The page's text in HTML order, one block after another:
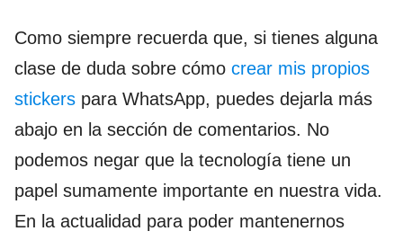
Como siempre recuerda que, si tienes alguna
clase de duda sobre cómo crear mis propios
stickers para WhatsApp, puedes dejarla más
abajo en la sección de comentarios. No
podemos negar que la tecnología tiene un
papel sumamente importante en nuestra vida.
En la actualidad para poder mantenernos